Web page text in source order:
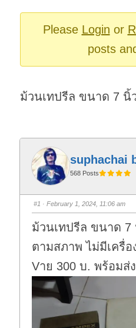
Please Login or
posts
ม้วนเทปรีล ขนาด 7 นิ้
suphachai
568 Posts
#1 · February 1, 2024, 11:06 am
ม้วนเทปรีล ขนาด
ตามสภาพ ไม่มีเครื่อ
Vาย 300 บ. พร้อมส่